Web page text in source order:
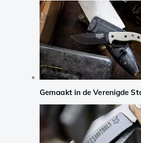
Gemaakt in de Verenigde